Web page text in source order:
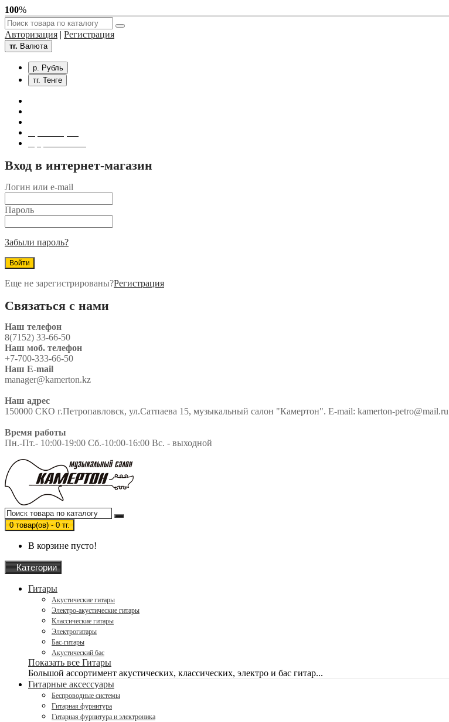
100%
Авторизация | Регистрация
тг. Валюта
р. Рубль
тг. Тенге
Вход в интернет-магазин
Логин или e-mail
Пароль
Забыли пароль?
Еще не зарегистрированы?Регистрация
Связаться с нами
Наш телефон
8(7152) 33-66-50
Наш моб. телефон
+7-700-333-66-50
Наш E-mail
manager@kamerton.kz
Наш адрес
150000 СКО г.Петропавловск, ул.Сатпаева 15, музыкальный салон "Камертон". E-mail: kamerton-petro@mail.ru
Время работы
Пн.-Пт.- 10:00-19:00 Сб.-10:00-16:00 Вс. - выходной
0 товар(ов) - 0 тг.
В корзине пусто!
Категории
Гитары
Акустические гитары
Электро-акустические гитары
Классические гитары
Электрогитары
Бас-гитары
Акустический бас
Показать все Гитары
Большой ассортимент акустических, классических, электро и бас гитар...
Гитарные аксессуары
Беспроводные системы
Гитарная фурнитура
Гитарная фурнитура и электроника